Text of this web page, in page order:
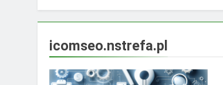
icomseo.nstrefa.pl